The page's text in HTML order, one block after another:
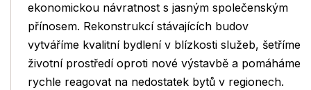
ekonomickou návratnost s jasným společenským
přínosem. Rekonstrukcí stávajících budov
vytváříme kvalitní bydlení v blízkosti služeb, šetříme
životní prostředí oproti nové výstavbě a pomáháme
rychle reagovat na nedostatek bytů v regionech.